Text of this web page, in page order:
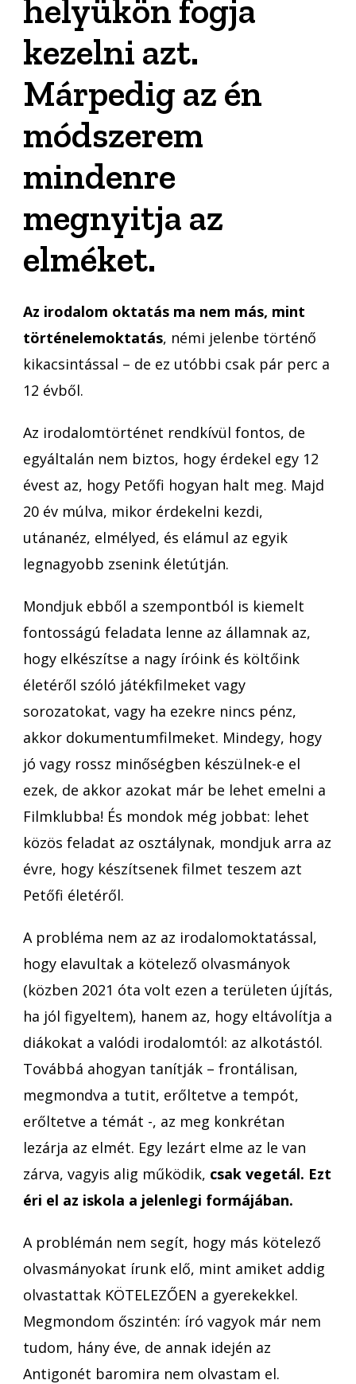
helyükön fogja
kezelni azt.
Márpedig az én
módszerem
mindenre
megnyitja az
elméket.
Az irodalom oktatás ma nem más, mint
történelemoktatás, némi jelenbe történő
kikacsintással – de ez utóbbi csak pár perc a
12 évből.
Az irodalomtörténet rendkívül fontos, de
egyáltalán nem biztos, hogy érdekel egy 12
évest az, hogy Petőfi hogyan halt meg. Majd
20 év múlva, mikor érdekelni kezdi,
utánanéz, elmélyed, és elámul az egyik
legnagyobb zsenink életútján.
Mondjuk ebből a szempontból is kiemelt
fontosságú feladata lenne az államnak az,
hogy elkészítse a nagy íróink és költőink
életéről szóló játékfilmeket vagy
sorozatokat, vagy ha ezekre nincs pénz,
akkor dokumentumfilmeket. Mindegy, hogy
jó vagy rossz minőségben készülnek-e el
ezek, de akkor azokat már be lehet emelni a
Filmklubba! És mondok még jobbat: lehet
közös feladat az osztálynak, mondjuk arra az
évre, hogy készítsenek filmet teszem azt
Petőfi életéről.
A probléma nem az az irodalomoktatással,
hogy elavultak a kötelező olvasmányok
(közben 2021 óta volt ezen a területen újítás,
ha jól figyeltem), hanem az, hogy eltávolítja a
diákokat a valódi irodalomtól: az alkotástól.
Továbbá ahogyan tanítják – frontálisan,
megmondva a tutit, erőltetve a tempót,
erőltetve a témát -, az meg konkrétan
lezárja az elmét. Egy lezárt elme az le van
zárva, vagyis alig működik, csak vegetál. Ezt
éri el az iskola a jelenlegi formájában.
A problémán nem segít, hogy más kötelező
olvasmányokat írunk elő, mint amiket addig
olvastattak KÖTELEZŐEN a gyerekekkel.
Megmondom őszintén: író vagyok már nem
tudom, hány éve, de annak idején az
Antigonét baromira nem olvastam el.